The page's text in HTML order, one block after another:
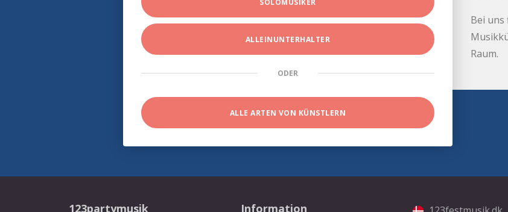
SOLOMUSIKER
ALLEINUNTERHALTER
ODER
ALLE ARTEN VON KÜNSTLERN
Bei uns
Raum.
123partymusik Information